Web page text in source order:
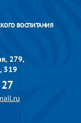
ВОСПИТАНИЯ
279,
319